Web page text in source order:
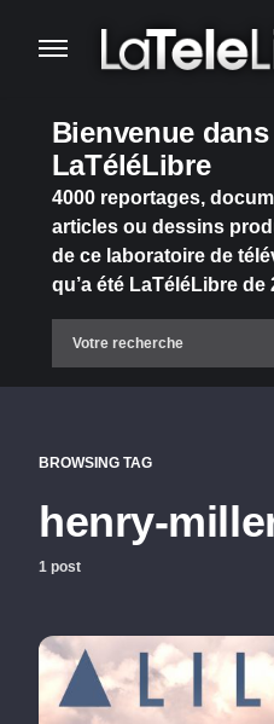
Bienvenue
LaTéléLibre
4000 reportages,
articles ou dessins
de ce laboratoire de
qu’a été LaTéléLibre de
BROWSING TAG
henry-
1 post